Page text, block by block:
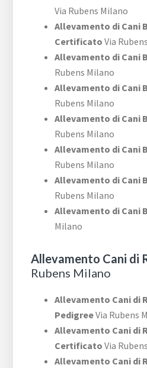
Via Rubens Milano
Allevamento di Cani
Certificato Via
Allevamento di Cani
Rubens Milano
Allevamento di Cani
Rubens Milano
Allevamento di Cani
Rubens Milano
Allevamento di Cani
Rubens Milano
Allevamento di Cani
Rubens Milano
Allevamento di Cani
Milano
Allevamento Cani di
Rubens Milano
Allevamento Cani di
PedigreeVia Rubens
Allevamento Cani di
Certificato Via
Allevamento Cani di